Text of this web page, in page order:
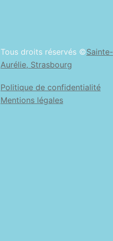
Tous droits réservés ©Sainte-
Aurélie, Strasbourg
Politique de confidentialité
Mentions légales